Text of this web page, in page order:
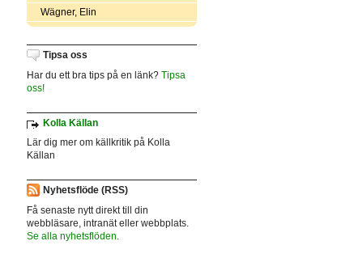
Wägner, Elin
Tipsa oss
Har du ett bra tips på en länk? Tipsa
oss!
Kolla Källan
Lär dig mer om källkritik på Kolla
Källan
Nyhetsflöde (RSS)
Få senaste nytt direkt till din
webbläsare, intranät eller webbplats.
Se alla nyhetsflöden.